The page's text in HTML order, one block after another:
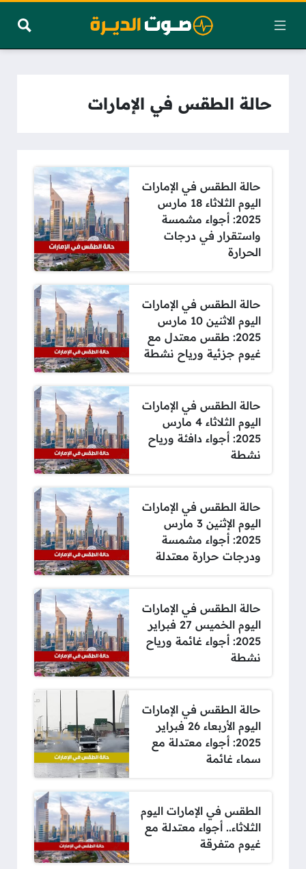
حالة الطقس في الإمارات
حالة الطقس في الإمارات
اليوم الثلاثاء 18 مارس
2025: أجواء مشمسة
واستقرار في درجات
الحرارة
حالة الطقس في الإمارات
اليوم الاثنين 10 مارس
2025: طقس معتدل مع
غيوم جزئية ورياح نشطة
حالة الطقس في الإمارات
اليوم الثلاثاء 4 مارس
2025: أجواء دافئة ورياح
نشطة
حالة الطقس في الإمارات
اليوم الإثنين 3 مارس
2025: أجواء مشمسة
ودرجات حرارة معتدلة
حالة الطقس في الإمارات
اليوم الخميس 27 فبراير
2025: أجواء غائمة ورياح
نشطة
حالة الطقس في الإمارات
اليوم الأربعاء 26 فبراير
2025: أجواء معتدلة مع
سماء غائمة
الطقس في الإمارات اليوم
الثلاثاء.. أجواء معتدلة مع
غيوم متفرقة